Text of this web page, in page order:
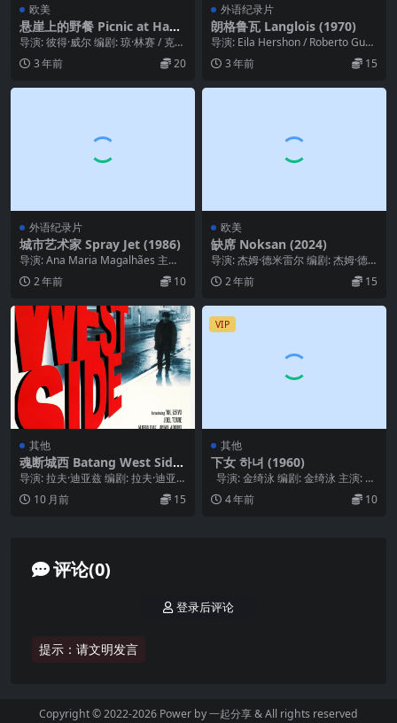
欧美
悬崖上的野餐 Picnic at Hang
ing Rock (1975)
导演: 彼得·威尔 编剧: 琼·林赛 / 克利
夫·格林 主演: 瑞秋·罗伯茨 /...
3 年前 20
外语纪录片
朗格鲁瓦 Langlois (1970)
导演: Eila Hershon / Roberto Guer
ra 主演: 亨利...
3 年前 15
外语纪录片
城市艺术家 Spray Jet (1986)
导演: Ana Maria Magalhães 主
演: Leda Catunda...
2 年前 10
欧美
缺席 Noksan (2024)
导演: 杰姆·德米雷尔 编剧: 杰姆·德
米雷尔 主演: 海达尔·萨欣 / Şen...
2 年前 15
其他
魂断城西 Batang West Side
(2001)
导演: 拉夫·迪亚兹 编剧: 拉夫·迪亚
兹 类型: 剧情 制片国家/地区: 菲律...
10 月前 15
VIP
其他
下女 하녀 (1960)
导演: 金绮泳 编剧: 金绮泳 主演: 金
振奎 / 朱曾女 / 李...
4 年前 10
评论(0)
提示：请文明发言
登录后评论
Copyright © 2022-2026 Power by一起分享& All rights reserved